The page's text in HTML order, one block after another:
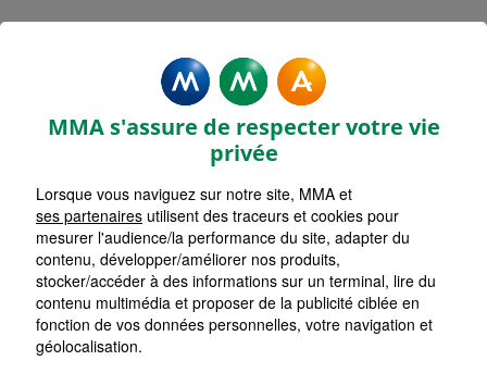
Rechercher une agence par code postal ou ville
Commencez à taper pour voir les suggestions de
Aucune suggestion disponible
LISTE AGENCES
HORAIRES D'AUJOURD'HUI
09h15 - 12h15 / 14h00 - 18h30
2 CHELLES
HORAIRES D'AUJOURD'HUI
09h00 - 12h00 / 14h00 - 18h00
MMA s'assure de respecter votre vie
privée
Lorsque vous naviguez sur notre site, MMA et
ses partenaires utilisent des traceurs et cookies pour
mesurer l'audience/la performance du site, adapter du
contenu, développer/améliorer nos produits,
stocker/accéder à des informations sur un terminal, lire du
contenu multimédia et proposer de la publicité ciblée en
fonction de vos données personnelles, votre navigation et
géolocalisation.